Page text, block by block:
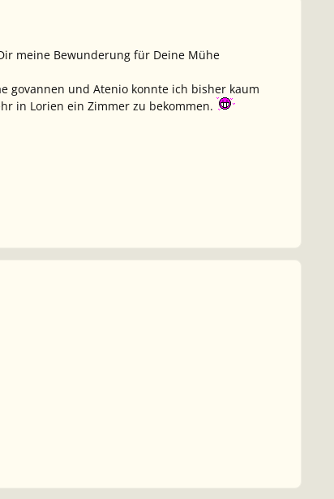
meine Bewunderung für Deine Mühe
govannen und Atenio konnte ich bisher kaum
in Lorien ein Zimmer zu bekommen.